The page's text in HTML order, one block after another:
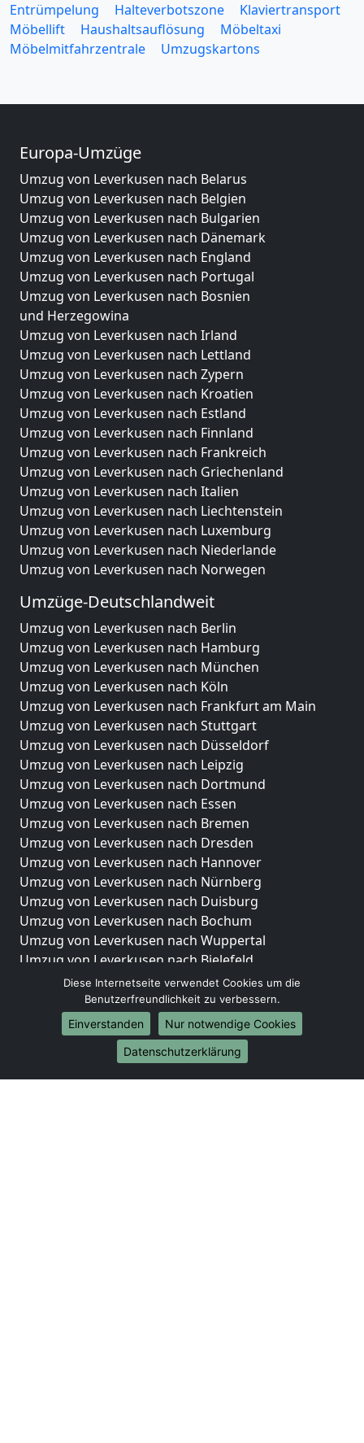
Entrümpelung
Halteverbotszone
Klaviertransport
Möbellift
Haushaltsauflösung
Möbeltaxi
Möbelmitfahrzentrale
Umzugskartons
Europa-Umzüge
Umzug von Leverkusen nach Belarus
Umzug von Leverkusen nach Belgien
Umzug von Leverkusen nach Bulgarien
Umzug von Leverkusen nach Dänemark
Umzug von Leverkusen nach England
Umzug von Leverkusen nach Portugal
Umzug von Leverkusen nach Bosnien
und Herzegowina
Umzug von Leverkusen nach Irland
Umzug von Leverkusen nach Lettland
Umzug von Leverkusen nach Zypern
Umzug von Leverkusen nach Kroatien
Umzug von Leverkusen nach Estland
Umzug von Leverkusen nach Finnland
Umzug von Leverkusen nach Frankreich
Umzug von Leverkusen nach Griechenland
Umzug von Leverkusen nach Italien
Umzug von Leverkusen nach Liechtenstein
Umzug von Leverkusen nach Luxemburg
Umzug von Leverkusen nach Niederlande
Umzug von Leverkusen nach Norwegen
Umzüge-Deutschlandweit
Umzug von Leverkusen nach Berlin
Umzug von Leverkusen nach Hamburg
Umzug von Leverkusen nach München
Umzug von Leverkusen nach Köln
Umzug von Leverkusen nach Frankfurt am Main
Umzug von Leverkusen nach Stuttgart
Umzug von Leverkusen nach Düsseldorf
Umzug von Leverkusen nach Leipzig
Umzug von Leverkusen nach Dortmund
Umzug von Leverkusen nach Essen
Umzug von Leverkusen nach Bremen
Umzug von Leverkusen nach Dresden
Umzug von Leverkusen nach Hannover
Umzug von Leverkusen nach Nürnberg
Umzug von Leverkusen nach Duisburg
Umzug von Leverkusen nach Bochum
Umzug von Leverkusen nach Wuppertal
Umzug von Leverkusen nach Bielefeld
Umzug von Leverkusen nach Bonn
Umzug von Leverkusen nach Münster
Internationale-Umzüge
Umzug von Leverkusen nach Brasilien
Umzug von Leverkusen nach Brunei Darussalam
Diese Internetseite verwendet Cookies um die
Benutzerfreundlichkeit zu verbessern.
Einverstanden
Nur notwendige Cookies
Datenschutzerklärung